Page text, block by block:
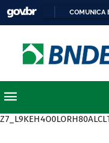
COMUNICA